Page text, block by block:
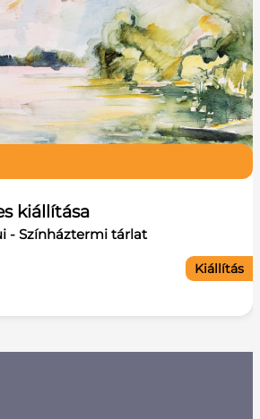
kiállítása
- Színháztermi tárlat
Kiállítás